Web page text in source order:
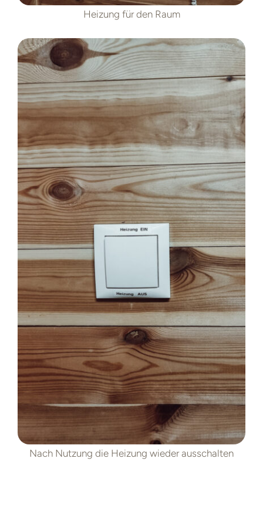
Heizung für den Raum
Nach Nutzung die Heizung wieder ausschalten